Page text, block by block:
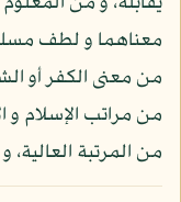
معناهما و لطف
من معنى الكفر أو
من مراتب الإسلام و
من المرتبة